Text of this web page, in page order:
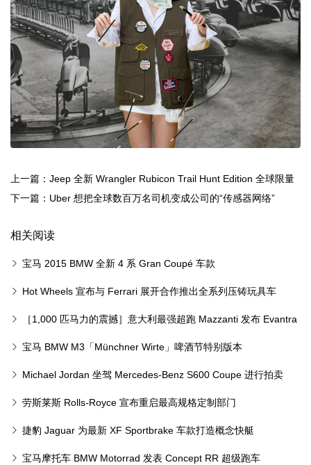
上一篇：Jeep 全新 Wrangler Rubicon Trail Hunt Edition 全球限量
20 部独占登陆韩国
下一篇：Uber 想把全球数百万名司机变成公司的“传感器网络”
相关阅读
宝马 2015 BMW 全新 4 系 Gran Coupé 车款
Hot Wheels 宣布与 Ferrari 展开合作推出全系列压铸玩具车
［1,000 匹马力的震撼］意大利最强超跑 Mazzanti 发布 Evantra
Millecavalli
宝马 BMW M3「Münchner Wirte」啤酒节特别版本
Michael Jordan 坐驾 Mercedes-Benz S600 Coupe 进行拍卖
劳斯莱斯 Rolls-Royce 宣布重启最高规格定制部门
「Coachbuild」
捷豹 Jaguar 为最新 XF Sportbrake 车款打造概念快艇
宝马摩托车 BMW Motorrad 发表 Concept RR 超级跑车